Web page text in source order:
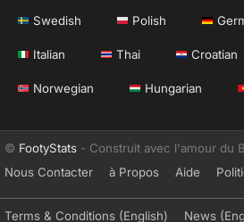
Swedish Polish
Italian Thai Croatian
Norwegian Hungarian
© FootyStats - Construit avec l'amour du
Nous Contacter
à Propos Aide
Terms & Conditions (English) News